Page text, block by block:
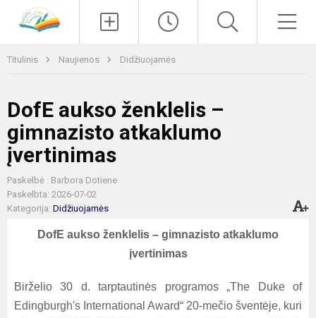
Titulinis Naujienos Didžiuojamės
DofE aukso ženklelis –
gimnazisto atkaklumo
įvertinimas
Paskelbė : Barbora Dotiene
Paskelbta: 2026-07-02
Kategorija: Didžiuojamės
DofE aukso ženklelis – gimnazisto atkaklumo
įvertinimas
Birželio 30 d. tarptautinės programos „The Duke of
Edingburgh's International Award“ 20-mečio šventėje, kuri